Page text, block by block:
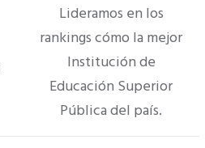
Lideramos en los
rankings cómo la mejor
Institución de
Educación Superior
Pública del país.